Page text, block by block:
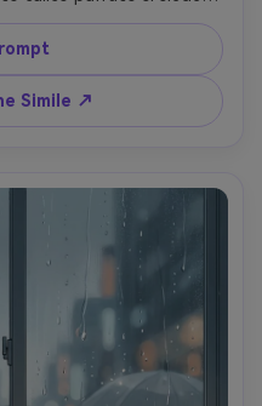
montata e lucine sullo
guance soffuse, linee
caldi, adesivi e
cornice, atmosfera social
di campo ridotta --ar 4:5
Simile ↗